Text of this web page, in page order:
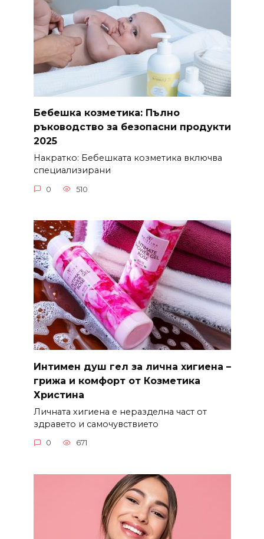
Бебешка козметика: Пълно
ръководство за безопасни продукти
2025
Накратко: Бебешката козметика включва
специализирани
0 510
Интимен душ гел за лична хигиена –
грижа и комфорт от Козметика
Христина
Личната хигиена е неразделна част от
здравето и самочувствието
0 671